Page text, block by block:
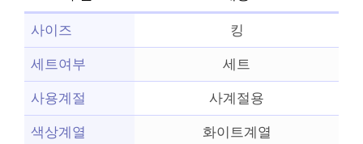
사이즈 킹
세트여부 세트
사용계절 사계절용
색상계열 화이트계열